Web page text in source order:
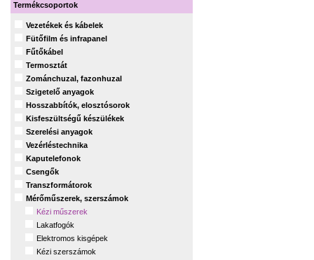
Termékcsoportok
Vezetékek és kábelek
Fütőfilm és infrapanel
Fűtőkábel
Termosztát
Zománchuzal, fazonhuzal
Szigetelő anyagok
Hosszabbítók, elosztósorok
Kisfeszültségű készülékek
Szerelési anyagok
Vezérléstechnika
Kaputelefonok
Csengők
Transzformátorok
Mérőműszerek, szerszámok
Kézi műszerek
Lakatfogók
Elektromos kisgépek
Kézi szerszámok